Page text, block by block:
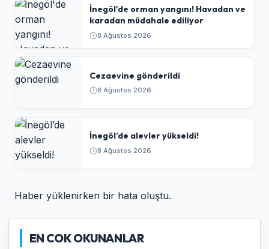
İnegöl'de orman yangını! Havadan ve
karadan müdahale ediliyor
8 Ağustos 2026
Cezaevine gönderildi
8 Ağustos 2026
İnegöl’de alevler yükseldi!
8 Ağustos 2026
Haber yüklenirken bir hata oluştu.
EN COK OKUNANLAR